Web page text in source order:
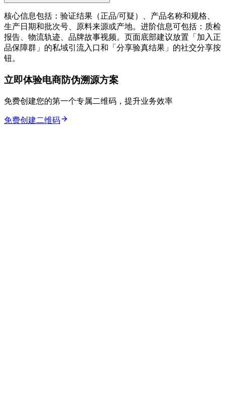
核心信息包括：验证结果（正品/可疑）、产品名称和规格、
生产日期和批次号、原料来源或产地。进阶信息可包括：质检
报告、物流轨迹、品牌故事视频。页面底部建议放置「加入正
品保障群」的私域引流入口和「分享验真结果」的社交分享按
钮。
立即体验电商防伪溯源方案
免费创建您的第一个专属二维码，提升业务效率
免费创建二维码